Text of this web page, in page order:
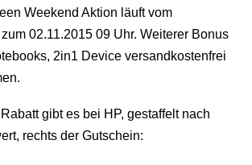
Weekend Aktion läuft vom
02.11.2015 09 Uhr. Weiterer Bonus
2in1 Device versandkostenfrei
gibt es bei HP, gestaffelt nach
rechts der Gutschein: